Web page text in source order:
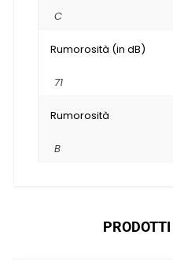
C
Rumorosità (in dB)
71
Rumorosità
B